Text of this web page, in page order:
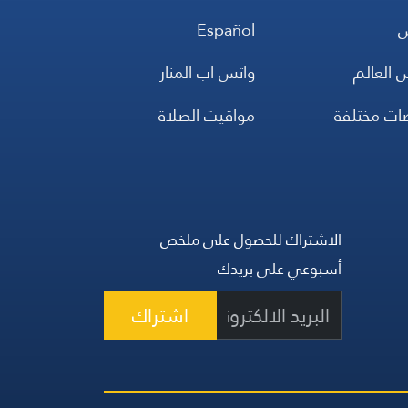
العالم
مختلفة
Español
واتس اب المنار
مواقيت الصلاة
الاشتراك للحصول على ملخص
أسبوعي على بريدك
اشتراك